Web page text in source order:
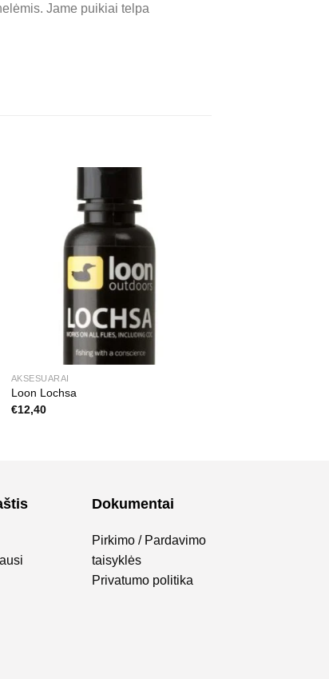
Jame puikiai telpa
AKSESUARAI
Loon Lochsa
€12,40
Dokumentai
Pirkimo / Pardavimo
taisyklės
Privatumo politika